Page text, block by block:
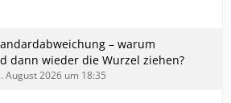
– warum
dann wieder die Wurzel ziehen?
August 2026 um 18:35